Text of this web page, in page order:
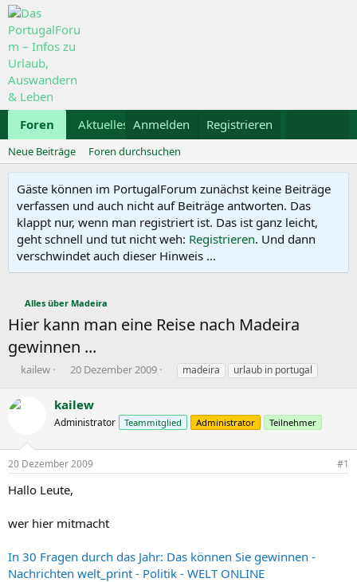
Foren Aktuelles Galerie Kalender
Anmelden Registrieren
Neue Beiträge Foren durchsuchen
Gäste können im PortugalForum zunächst keine Beiträge
verfassen und auch nicht auf Beiträge antworten. Das
klappt nur, wenn man registriert ist. Das ist ganz leicht,
geht schnell und tut nicht weh: Registrieren. Und dann
verschwindet auch dieser Hinweis ...
Alles über Madeira
Hier kann man eine Reise nach Madeira
gewinnen ...
E
s
t
l
e
kailew
E
s
t
e
l
t
m
20 Dezember 2009
S
l
a
w
madeira urlaub in portugal
kailew
Administrator Teammitglied Administrator Teilnehmer
20 Dezember 2009 #1
Hallo Leute,
wer hier mitmacht
In 30 Fragen durch das Jahr: Das können Sie gewinnen -
Nachrichten welt_print - Politik - WELT ONLINE